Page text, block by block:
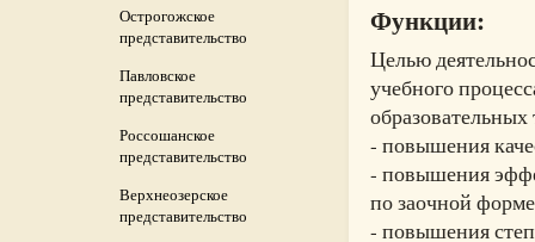
Острогожское
представительство
Павловское
представительство
Россошанское
представительство
Верхнеозерское
представительство
Функции:
Целью
учебного
- повышения
- повышения
по заочной
- повышения